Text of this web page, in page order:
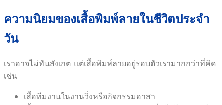
ความนิยมของเสื้อพิมพ์ลายในชีวิตประจำ
วัน
เราอาจไม่ทันสังเกต แต่เสื้อพิมพ์ลายอยู่รอบตัวเรามากกว่าที่คิด
เช่น
เสื้อทีมงานในงานวิ่งหรือกิจกรรมอาสา